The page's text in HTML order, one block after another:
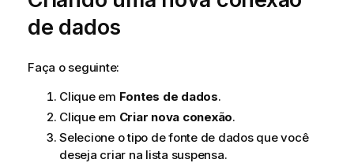
r
m
t
v
a
de dados
Faça o seguinte:
Clique em Fontes de dados.
Clique em Criar nova conexão.
Selecione o tipo de fonte de dados que você
deseja criar na lista suspensa.